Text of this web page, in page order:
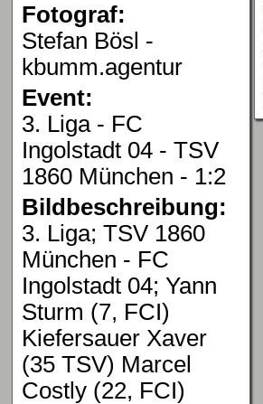
Fotograf:
Stefan Bösl -
kbumm.agentur
Event:
3. Liga - FC
Ingolstadt 04 - TSV
1860 München - 1:2
Bildbeschreibung:
3. Liga; TSV 1860
München - FC
Ingolstadt 04; Yann
Sturm (7, FCI)
Kiefersauer Xaver
(35 TSV) Marcel
Costly (22, FCI)